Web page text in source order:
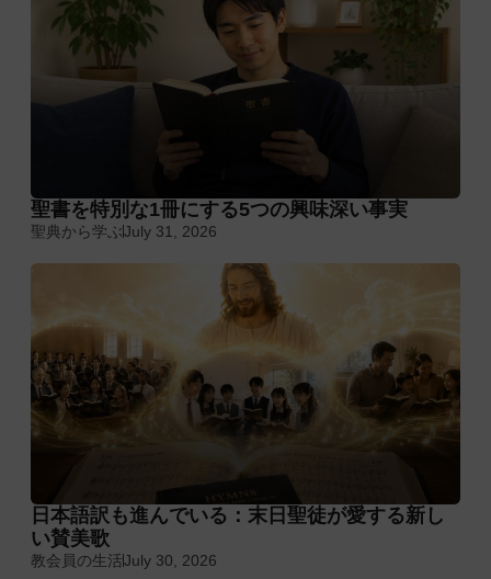
聖書を特別な1冊にする5つの興味深い事実
聖典から学ぶJuly 31, 2026
日本語訳も進んでいる：末日聖徒が愛する新し
い賛美歌
教会員の生活July 30, 2026